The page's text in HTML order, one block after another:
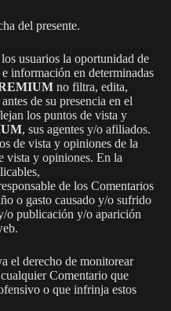
del presente.
usuarios la oportunidad de
información en determinadas
no filtra, edita,
de su presencia en el
los puntos de vista y
, sus agentes y/o afiliados.
de vista y opiniones de la
vista y opiniones. En la
de los Comentarios
o gasto causado y/o sufrido
o publicación y/o aparición
el derecho de monitorear
Comentario que
o que infrinja estos